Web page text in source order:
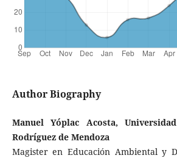
Author Biography
Manuel Yóplac Acosta,
Rodríguez de Mendoza
Magister en Educación Ambiental y